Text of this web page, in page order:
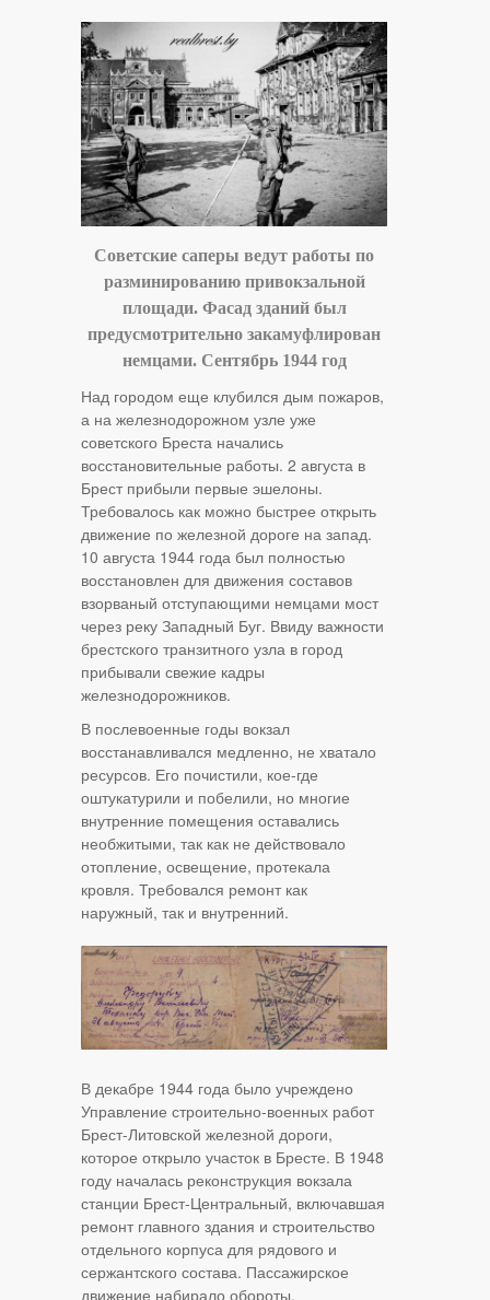
Советские саперы ведут работы по
разминированию привокзальной
площади. Фасад зданий был
предусмотрительно закамуфлирован
немцами. Сентябрь 1944 год
Над городом еще клубился дым пожаров,
а на железнодорожном узле уже
советского Бреста начались
восстановительные работы. 2 августа в
Брест прибыли первые эшелоны.
Требовалось как можно быстрее открыть
движение по железной дороге на запад.
10 августа 1944 года был полностью
восстановлен для движения составов
взорваный отступающими немцами мост
через реку Западный Буг. Ввиду важности
брестского транзитного узла в город
прибывали свежие кадры
железнодорожников.
В послевоенные годы вокзал
восстанавливался медленно, не хватало
ресурсов. Его почистили, кое-где
оштукатурили и побелили, но многие
внутренние помещения оставались
необжитыми, так как не действовало
отопление, освещение, протекала
кровля. Требовался ремонт как
наружный, так и внутренний.
В декабре 1944 года было учреждено
Управление строительно-военных работ
Брест-Литовской железной дороги,
которое открыло участок в Бресте. В 1948
году началась реконструкция вокзала
станции Брест-Центральный, включавшая
ремонт главного здания и строительство
отдельного корпуса для рядового и
сержантского состава. Пассажирское
движение набирало обороты.